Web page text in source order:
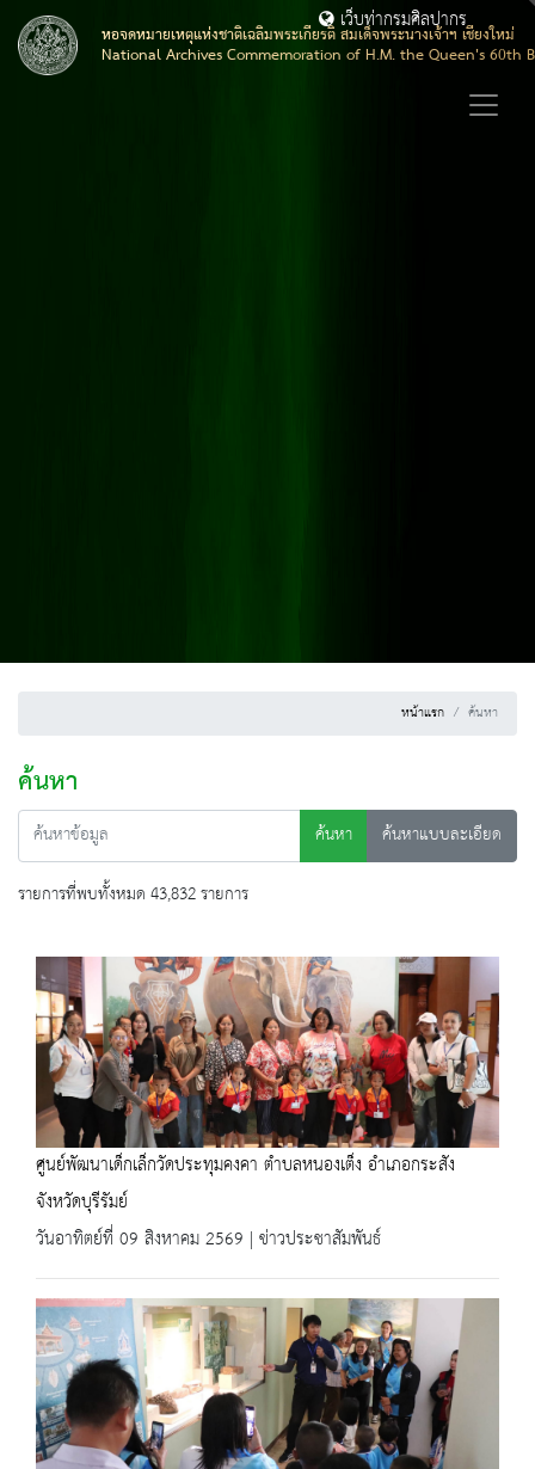
หอจดหมายเหตุแห่งชาติเฉลิมพระเกียรติ สมเด็จพระนางเจ้าฯ เชียงใหม่
National Archives Commemoration of H.M. the Queen's 60th
เว็บท่ากรมศิลปากร
หน้าแรก ค้นหา
ค้นหา
ค้นหา
ค้นหาแบบละเอียด
รายการที่พบทั้งหมด 43,832 รายการ
ศูนย์พัฒนาเด็กเล็กวัดประทุมคงคา ตำบลหนองเต็ง อำเภอกระสัง
จังหวัดบุรีรัมย์
วันอาทิตย์ที่ 09 สิงหาคม 2569 | ข่าวประชาสัมพันธ์